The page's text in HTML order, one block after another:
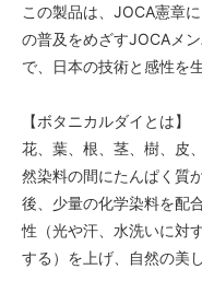
この製品は、JOCA憲章
の普及をめざすJOCAメ
で、日本の技術と感性を
【ボタニカルダイとは】
花、葉、根、茎、樹、皮
然染料の間にたんぱく質
後、少量の化学染料を配
性（光や汗、水洗いに対
する）を上げ、自然の美